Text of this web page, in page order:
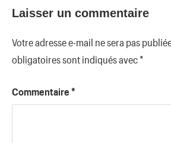
Laisser un commentaire
Votre adresse e-mail ne sera pas
obligatoires sont indiqués avec*
Commentaire *